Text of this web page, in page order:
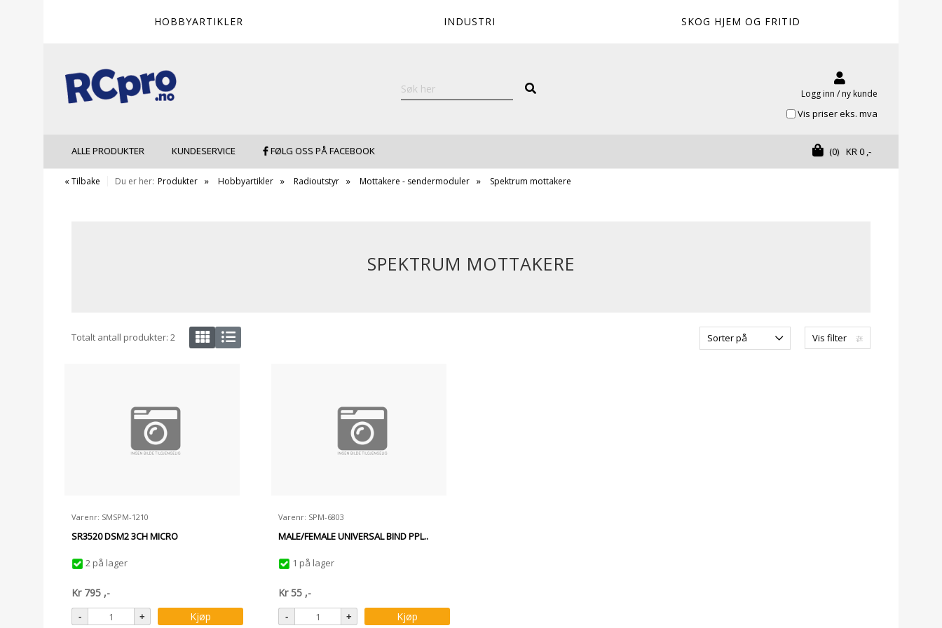
HOBBYARTIKLER INDUSTRI SKOG HJEM OG FRITID
Logg inn / ny kunde
Vis priser eks. mva
ALLE PRODUKTER KUNDESERVICE FØLG OSS PÅ FACEBOOK KR0,-
(0)
« Tilbake Du er her: Produkter Hobbyartikler Radioutstyr Mottakere - sendermoduler Spektrum mottakere
SPEKTRUM MOTTAKERE
Totalt antall produkter: 2 Vis filter
Sorter på
Varenr: SMSPM-1210
SR3520 DSM2 3CH MICRO
2 på lager
Kr 795 ,-
Kjøp
Varenr: SPM-6803
MALE/FEMALE UNIVERSAL BIND PPL..
1 på lager
Kr55 ,-
Kjøp